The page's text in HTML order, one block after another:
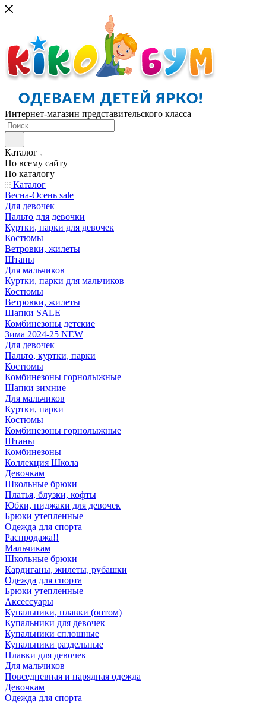
Интернет-магазин представительского класса
Каталог
По всему сайту
По каталогу
Каталог
Весна-Осень sale
Для девочек
Пальто для девочки
Куртки, парки для девочек
Костюмы
Ветровки, жилеты
Штаны
Для мальчиков
Куртки, парки для мальчиков
Костюмы
Ветровки, жилеты
Шапки SALE
Комбинезоны детские
Зима 2024-25 NEW
Для девочек
Пальто, куртки, парки
Костюмы
Комбинезоны горнолыжные
Шапки зимние
Для мальчиков
Куртки, парки
Костюмы
Комбинезоны горнолыжные
Штаны
Комбинезоны
Коллекция Школа
Девочкам
Школьные брюки
Платья, блузки, кофты
Юбки, пиджаки для девочек
Брюки утепленные
Одежда для спорта
Распродажа!!
Мальчикам
Школьные брюки
Кардиганы, жилеты, рубашки
Одежда для спорта
Брюки утепленные
Аксессуары
Купальники, плавки (оптом)
Купальники для девочек
Купальники сплошные
Купальники раздельные
Плавки для девочек
Для мальчиков
Повседневная и нарядная одежда
Девочкам
Одежда для спорта